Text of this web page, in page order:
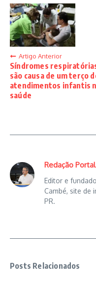
Artigo Anterior
Síndromes
são causa de um terço
atendimentos infantis
saúde
Redação
Editor e
Cambé, site de
PR.
Posts Relacionados